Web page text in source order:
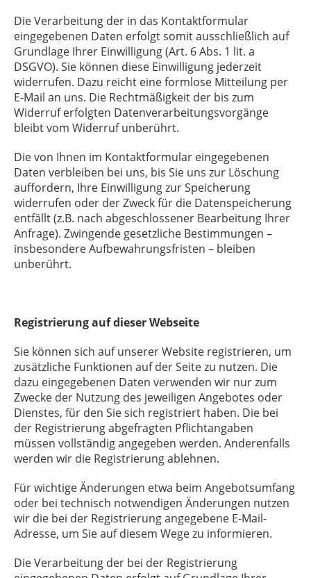
Die Verarbeitung der in das Kontaktformular
eingegebenen Daten erfolgt somit ausschließlich auf
Grundlage Ihrer Einwilligung (Art. 6 Abs. 1 lit. a
DSGVO). Sie können diese Einwilligung jederzeit
widerrufen. Dazu reicht eine formlose Mitteilung per
E-Mail an uns. Die Rechtmäßigkeit der bis zum
Widerruf erfolgten Datenverarbeitungsvorgänge
bleibt vom Widerruf unberührt.
Die von Ihnen im Kontaktformular eingegebenen
Daten verbleiben bei uns, bis Sie uns zur Löschung
auffordern, Ihre Einwilligung zur Speicherung
widerrufen oder der Zweck für die Datenspeicherung
entfällt (z.B. nach abgeschlossener Bearbeitung Ihrer
Anfrage). Zwingende gesetzliche Bestimmungen –
insbesondere Aufbewahrungsfristen – bleiben
unberührt.
Registrierung auf dieser Webseite
Sie können sich auf unserer Website registrieren, um
zusätzliche Funktionen auf der Seite zu nutzen. Die
dazu eingegebenen Daten verwenden wir nur zum
Zwecke der Nutzung des jeweiligen Angebotes oder
Dienstes, für den Sie sich registriert haben. Die bei
der Registrierung abgefragten Pflichtangaben
müssen vollständig angegeben werden. Anderenfalls
werden wir die Registrierung ablehnen.
Für wichtige Änderungen etwa beim Angebotsumfang
oder bei technisch notwendigen Änderungen nutzen
wir die bei der Registrierung angegebene E-Mail-
Adresse, um Sie auf diesem Wege zu informieren.
Die Verarbeitung der bei der Registrierung